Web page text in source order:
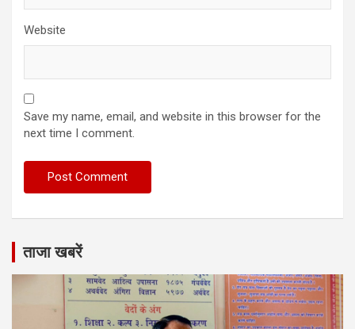
Website
Save my name, email, and website in this browser for the
next time I comment.
ताजा खबरें